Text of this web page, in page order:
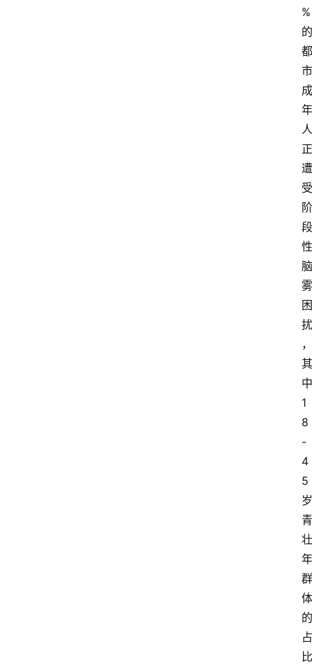
%
的
都
市
成
年
人
正
遭
受
阶
段
性
脑
雾
困
扰
，
其
中
1
8
-
4
5
岁
青
壮
年
群
体
的
占
比